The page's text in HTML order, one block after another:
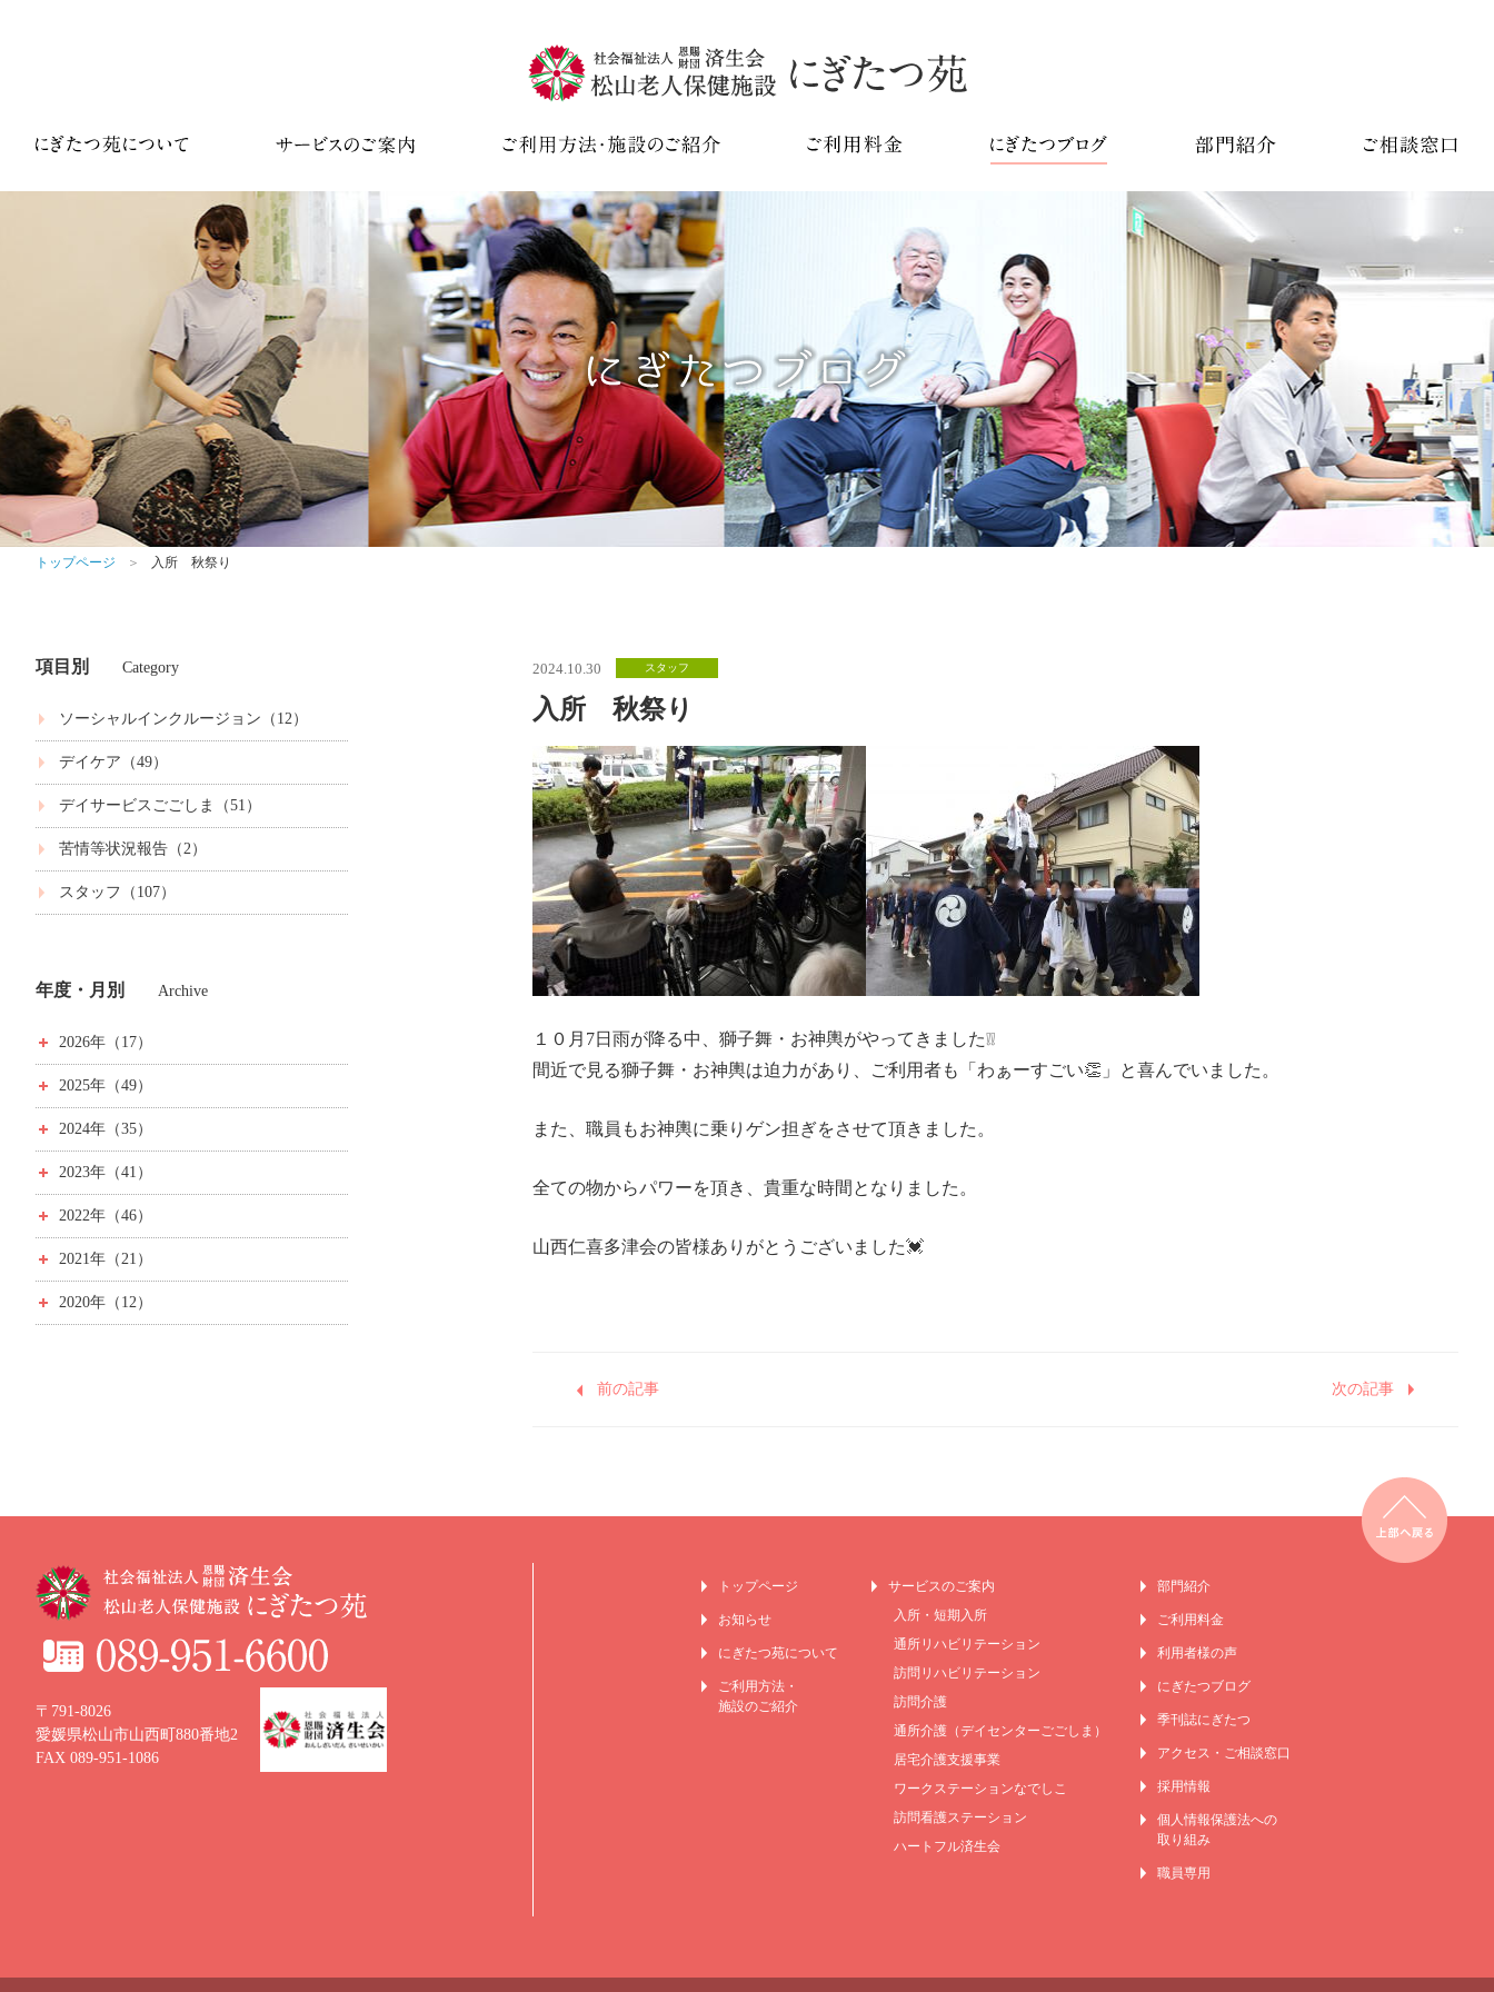
トップページ ＞ 入所 秋祭り
項目別 Category
ソーシャルインクルージョン（12）
デイケア（49）
デイサービスごごしま（51）
苦情等状況報告（2）
スタッフ（107）
年度・月別 Archive
2026年（17）
2025年（49）
2024年（35）
2023年（41）
2022年（46）
2021年（21）
2020年（12）
2024.10.30 スタッフ
入所 秋祭り
１０月7日雨が降る中、獅子舞・お神輿がやってきました❕❕
間近で見る獅子舞・お神輿は迫力があり、ご利用者も「わぁーすごい👏」と喜んでいました。
また、職員もお神輿に乗りゲン担ぎをさせて頂きました。
全ての物からパワーを頂き、貴重な時間となりました。
山西仁喜多津会の皆様ありがとうございました💓
前の記事 次の記事
トップページ
お知らせ
にぎたつ苑について
ご利用方法・
施設のご紹介
サービスのご案内
入所・短期入所
通所リハビリテーション
訪問リハビリテーション
訪問介護
通所介護（デイセンターごごしま）
居宅介護支援事業
ワークステーションなでしこ
訪問看護ステーション
ハートフル済生会
部門紹介
ご利用料金
利用者様の声
にぎたつブログ
季刊誌にぎたつ
アクセス・ご相談窓口
採用情報
個人情報保護法への
取り組み
職員専用
〒791-8026
愛媛県松山市山西町880番地2
FAX 089-951-1086